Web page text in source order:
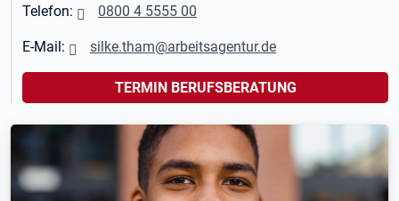
Telefon: 0800 4 5555 00
E-Mail: silke.tham@arbeitsagentur.de
TERMIN BERUFSBERATUNG